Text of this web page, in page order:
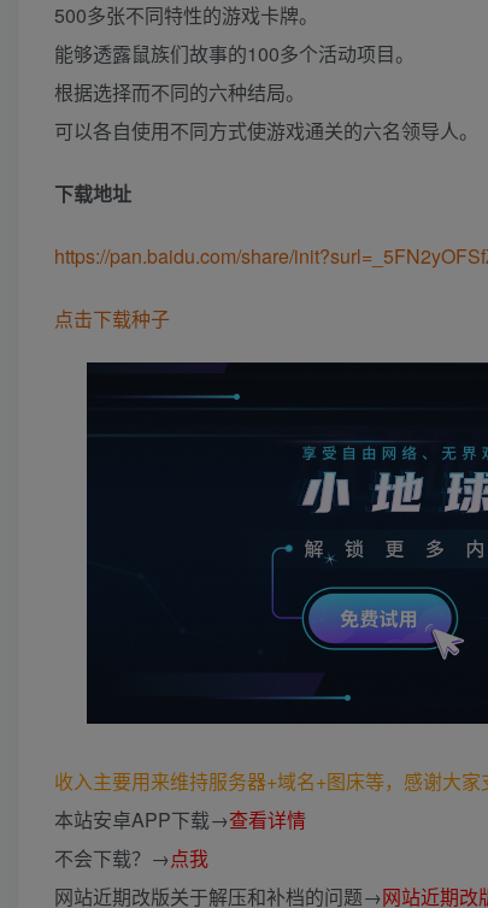
500多张不同特性的游戏卡牌。
能够透露鼠族们故事的100多个活动项目。
根据选择而不同的六种结局。
可以各自使用不同方式使游戏通关的六名领导人。
下载地址
https://pan.baidu.com/share/
点击下载种子
收入主要用来维持服务器+域名+图床等，感谢大
本站安卓APP下载→查看详情
不会下载？→点我
网站近期改版关于解压和补档的问题→网站近期改